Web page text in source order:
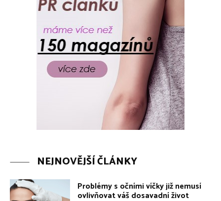
NEJNOVĚJŠÍ ČLÁNKY
Problémy s očními víčky již nemusí
ovlivňovat váš dosavadní život